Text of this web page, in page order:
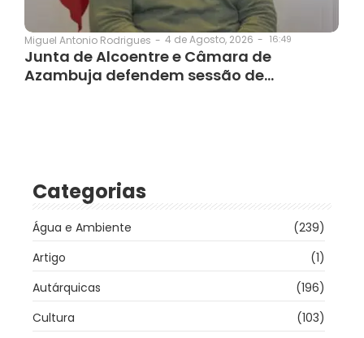
Miguel Antonio Rodrigues - 4 de Agosto, 2026 - 16:49
Junta de Alcoentre e Câmara de
Azambuja defendem sessão de…
Categorias
Água e Ambiente
(239)
Artigo
(1)
Autárquicas
(196)
Cultura
(103)